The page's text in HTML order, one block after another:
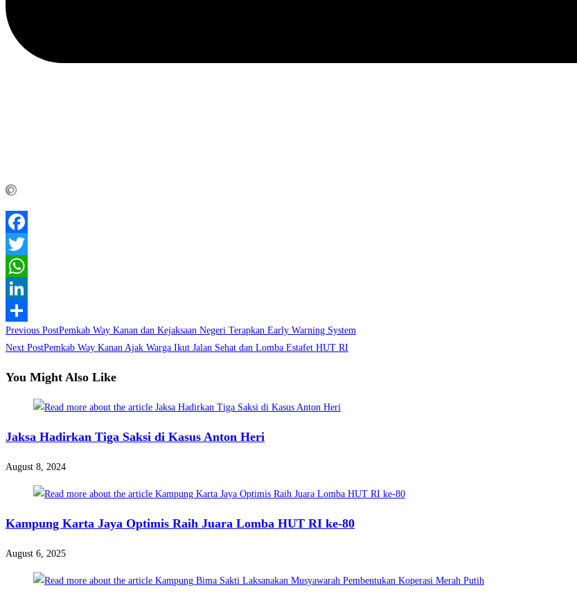
Facebook
Twitter
WhatsApp
LinkedIn
Share
Read
more
articles
Previous PostPemkab Way Kanan dan Kejaksaan Negeri Terapkan Early Warning System
Next PostPemkab Way Kanan Ajak Warga Ikut Jalan Sehat dan Lomba Estafet HUT RI
You Might Also Like
Jaksa Hadirkan Tiga Saksi di Kasus Anton Heri
August 8, 2024
Kampung Karta Jaya Optimis Raih Juara Lomba HUT RI ke-80
August 6, 2025